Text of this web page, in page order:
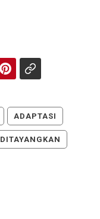
ADAPTASI
DITAYANGKAN